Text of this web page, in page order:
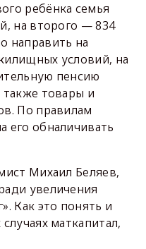
ребёнка семья
на второго — 834
направить на
условий, на
пенсию
товары и
По правилам
его обналичивать
Михаил Беляев,
увеличения
Как это понять и
маткапитал,